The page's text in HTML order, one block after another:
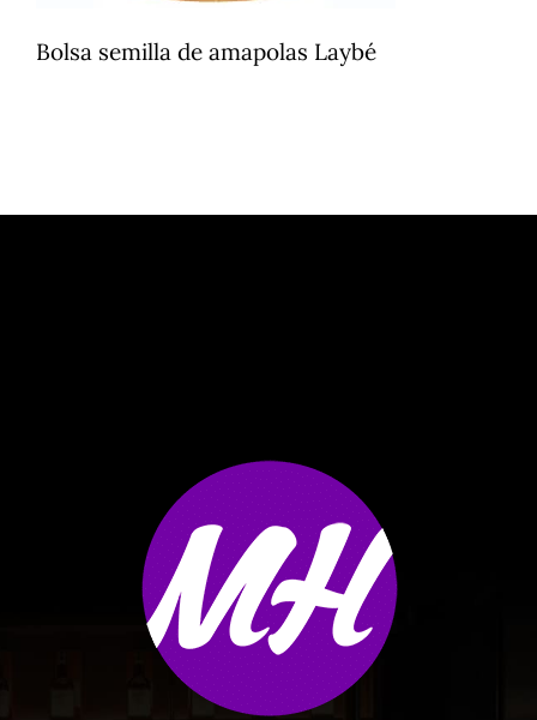
Bolsa semilla de amapolas Laybé